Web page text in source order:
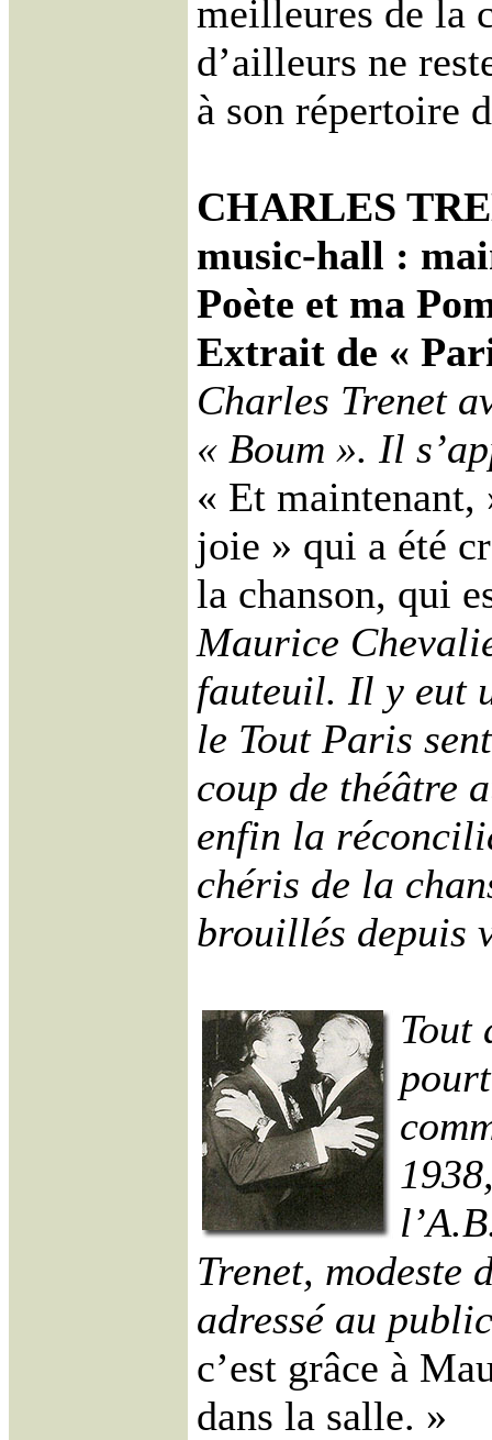
meilleures de la
d’ailleurs ne
à son répertoire
CHARLES
music-hall :
Poète et ma
Extrait de «
Charles Trenet
« Boum ». Il
« Et
joie » qui a été
la chanson, qui
Maurice
fauteuil. Il y eut
le Tout Paris
coup de théâtre
enfin la
chéris de la
brouillés depuis
Tout
Trenet, modeste
adressé au
c’est grâce à
dans la salle. »